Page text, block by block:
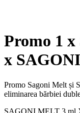
Promo 1
x
Promo Sagoni Melt și
eliminarea bărbiei
SAGONI MELT 3 ml